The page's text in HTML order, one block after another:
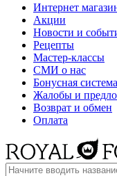
Интернет
Акции
Новости и
Рецепты
Мастер-классы
СМИ о нас
Бонусная система
Жалобы и
Возврат и обмен
Оплата